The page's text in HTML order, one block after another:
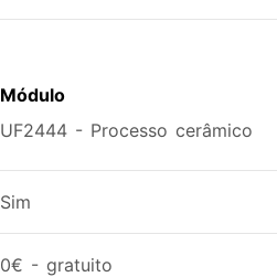
Módulo
UF2444 - Processo cerâmico
Sim
0€ - gratuito